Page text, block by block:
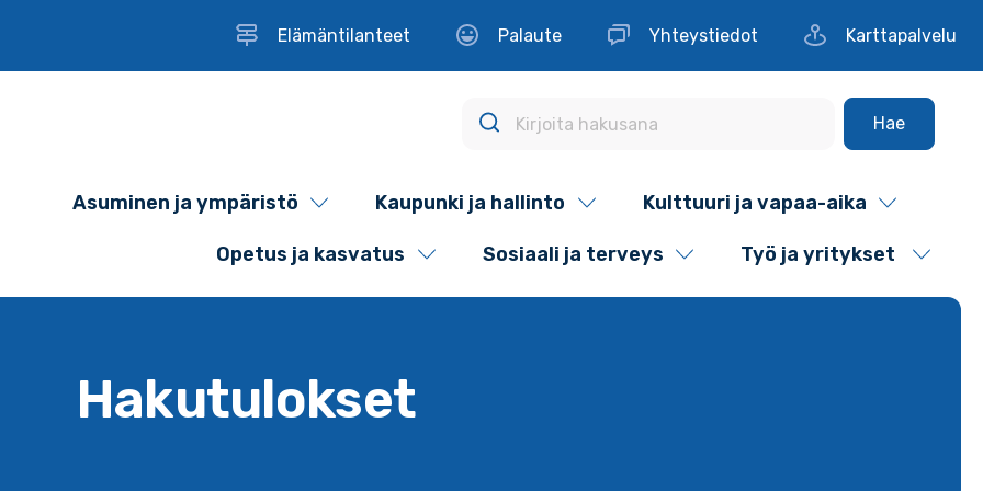
Elämäntilanteet Palaute Yhteystiedot Karttapalvelu
Hae
Asuminen ja ympäristö Kaupunki ja hallinto Kulttuuri ja vapaa-aika
Opetus ja kasvatus Sosiaali ja terveys Työ ja yritykset
Hakutulokset